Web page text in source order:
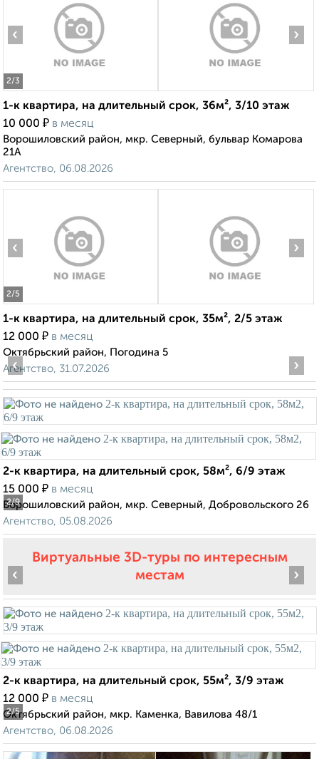
2/3
‹ ›
1-к квартира, на длительный срок, 36м², 3/10 этаж
10 000 ₽ в месяц
Ворошиловский район, мкр. Северный, бульвар Комарова
21А
Агентство, 06.08.2026
2/5
‹ ›
1-к квартира, на длительный срок, 35м², 2/5 этаж
12 000 ₽ в месяц
Октябрьский район, Погодина 5
Агентство, 31.07.2026
2/9
‹ ›
2-к квартира, на длительный срок, 58м², 6/9 этаж
15 000 ₽ в месяц
Ворошиловский район, мкр. Северный, Добровольского 26
Агентство, 05.08.2026
Виртуальные 3D-туры по интересным
местам
2/5
‹ ›
2-к квартира, на длительный срок, 55м², 3/9 этаж
12 000 ₽ в месяц
Октябрьский район, мкр. Каменка, Вавилова 48/1
Агентство, 06.08.2026